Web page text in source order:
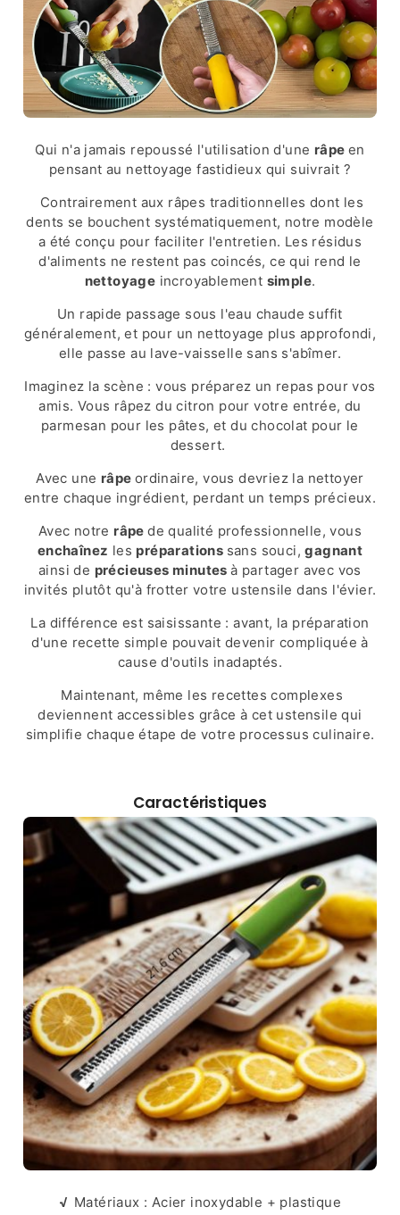
Qui n'a jamais repoussé l'utilisation d'une râpe en
pensant au nettoyage fastidieux qui suivrait ?
Contrairement aux râpes traditionnelles dont les
dents se bouchent systématiquement, notre modèle
a été conçu pour faciliter l'entretien. Les résidus
d'aliments ne restent pas coincés, ce qui rend le
nettoyage incroyablement simple.
Un rapide passage sous l'eau chaude suffit
généralement, et pour un nettoyage plus approfondi,
elle passe au lave-vaisselle sans s'abîmer.
Imaginez la scène : vous préparez un repas pour vos
amis. Vous râpez du citron pour votre entrée, du
parmesan pour les pâtes, et du chocolat pour le
dessert.
Avec une râpe ordinaire, vous devriez la nettoyer
entre chaque ingrédient, perdant un temps précieux.
Avec notre râpede qualité professionnelle, vous
enchaînez les préparations sans souci,gagnant
ainsi de précieuses minutesà partager avec vos
invités plutôt qu'à frotter votre ustensile dans l'évier.
La différence est saisissante : avant, la préparation
d'une recette simple pouvait devenir compliquée à
cause d'outils inadaptés.
Maintenant, même les recettes complexes
deviennent accessibles grâce à cet ustensile qui
simplifie chaque étape de votre processus culinaire.
Caractéristiques
√ Matériaux : Acier inoxydable + plastique